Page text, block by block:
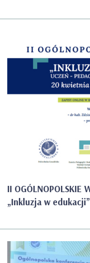
II OGÓLNOPOLSKIE
„Inkluzja w edukacji”